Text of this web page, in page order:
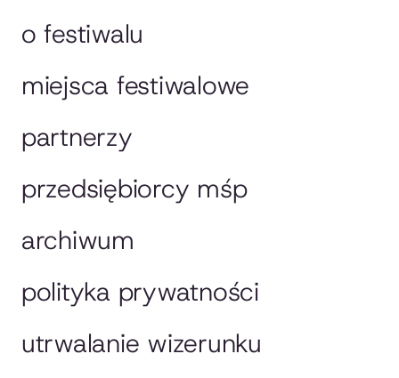
o festiwalu
miejsca festiwalowe
partnerzy
przedsiębiorcy mśp
archiwum
polityka prywatności
utrwalanie wizerunku